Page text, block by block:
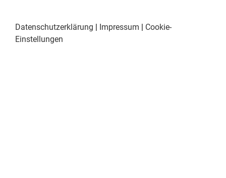
Datenschutzerklärung | Impressum | Cookie-
Einstellungen